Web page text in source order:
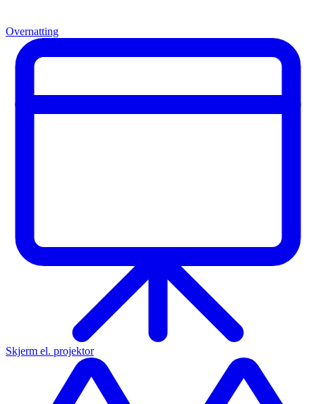
Overnatting
Skjerm el. projektor